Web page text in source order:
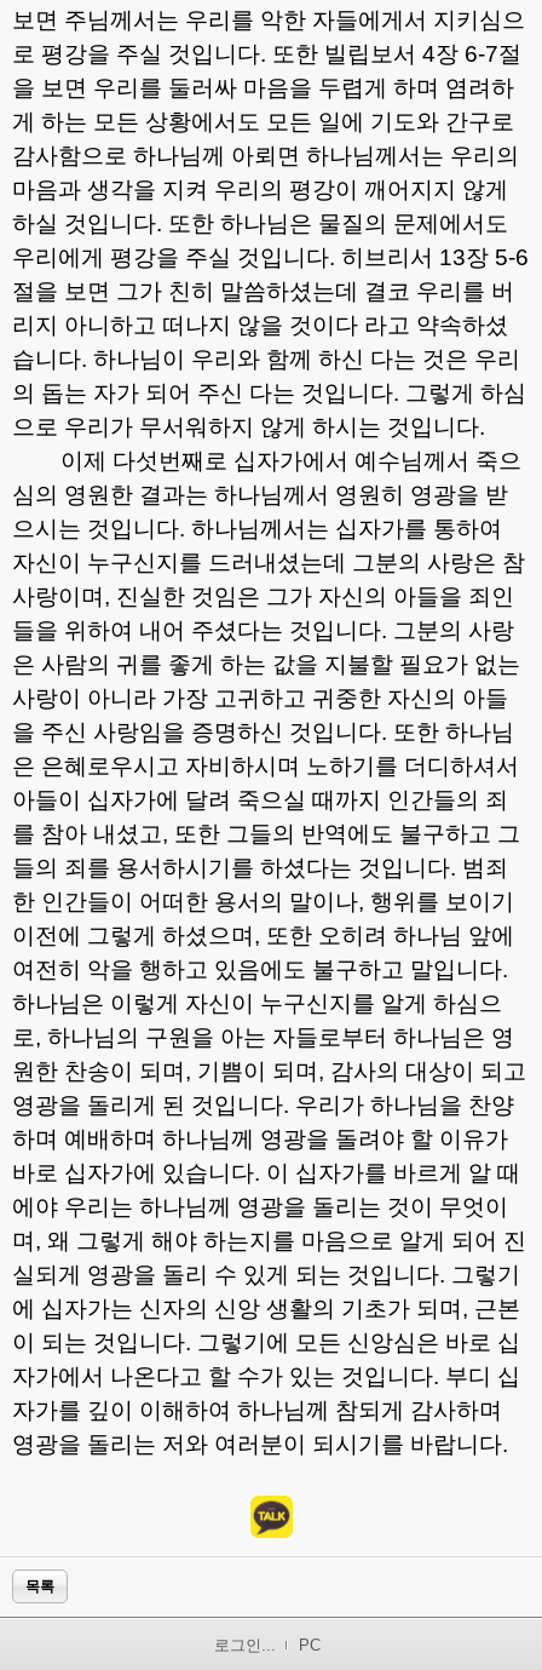
보면 주님께서는 우리를 악한 자들에게서 지키심으
로 평강을 주실 것입니다. 또한 빌립보서 4장 6-7절
을 보면 우리를 둘러싸 마음을 두렵게 하며 염려하
게 하는 모든 상황에서도 모든 일에 기도와 간구로
감사함으로 하나님께 아뢰면 하나님께서는 우리의
마음과 생각을 지켜 우리의 평강이 깨어지지 않게
하실 것입니다. 또한 하나님은 물질의 문제에서도
우리에게 평강을 주실 것입니다. 히브리서 13장 5-6
절을 보면 그가 친히 말씀하셨는데 결코 우리를 버
리지 아니하고 떠나지 않을 것이다 라고 약속하셨
습니다. 하나님이 우리와 함께 하신 다는 것은 우리
의 돕는 자가 되어 주신 다는 것입니다. 그렇게 하심
으로 우리가 무서워하지 않게 하시는 것입니다.
이제 다섯번째로 십자가에서 예수님께서 죽으
심의 영원한 결과는 하나님께서 영원히 영광을 받
으시는 것입니다. 하나님께서는 십자가를 통하여
자신이 누구신지를 드러내셨는데 그분의 사랑은 참
사랑이며 , 진실한 것임은 그가 자신의 아들을 죄인
들을 위하여 내어 주셨다는 것입니다. 그분의 사랑
은 사람의 귀를 좋게 하는 값을 지불할 필요가 없는
사랑이 아니라 가장 고귀하고 귀중한 자신의 아들
을 주신 사랑임을 증명하신 것입니다. 또한 하나님
은 은혜로우시고 자비하시며 노하기를 더디하셔서
아들이 십자가에 달려 죽으실 때까지 인간들의 죄
를 참아 내셨고, 또한 그들의 반역에도 불구하고 그
들의 죄를 용서하시기를 하셨다는 것입니다. 범죄
한 인간들이 어떠한 용서의 말이나, 행위를 보이기
이전에 그렇게 하셨으며 , 또한 오히려 하나님 앞에
여전히 악을 행하고 있음에도 불구하고 말입니다.
하나님은 이렇게 자신이 누구신지를 알게 하심으
로, 하나님의 구원을 아는 자들로부터 하나님은 영
원한 찬송이 되며 , 기쁨이 되며 , 감사의 대상이 되고
영광을 돌리게 된 것입니다. 우리가 하나님을 찬양
하며 예배하며 하나님께 영광을 돌려야 할 이유가
바로 십자가에 있습니다. 이 십자가를 바르게 알 때
에야 우리는 하나님께 영광을 돌리는 것이 무엇이
며 , 왜 그렇게 해야 하는지를 마음으로 알게 되어 진
실되게 영광을 돌리 수 있게 되는 것입니다. 그렇기
에 십자가는 신자의 신앙 생활의 기초가 되며 , 근본
이 되는 것입니다. 그렇기에 모든 신앙심은 바로 십
자가에서 나온다고 할 수가 있는 것입니다. 부디 십
자가를 깊이 이해하여 하나님께 참되게 감사하며
영광을 돌리는 저와 여러분이 되시기를 바랍니다.
목록
로그인... PC